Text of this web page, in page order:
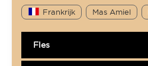
Frankrijk Mas Amiel
Fles